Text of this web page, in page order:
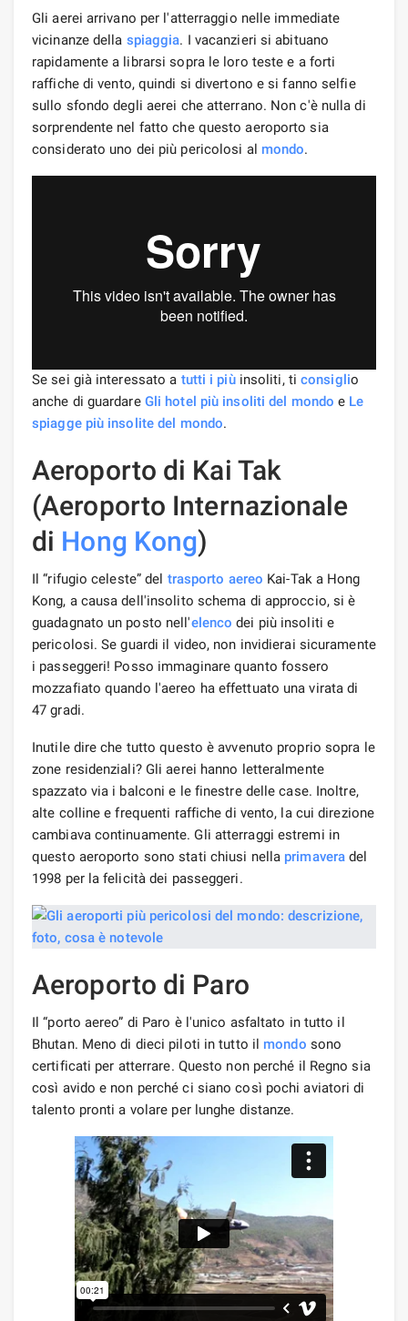
Gli aerei arrivano per l'atterraggio nelle immediate
vicinanze della spiaggia. I vacanzieri si abituano
rapidamente a librarsi sopra le loro teste e a forti
raffiche di vento, quindi si divertono e si fanno selfie
sullo sfondo degli aerei che atterrano. Non c'è nulla di
sorprendente nel fatto che questo aeroporto sia
considerato uno dei più pericolosi al mondo.
Se sei già interessato a tutti i piùinsoliti, ticonsiglio
anche di guardare Gli hotel più insoliti del mondo e Le
spiagge più insolite del mondo.
Aeroporto di Kai Tak
(Aeroporto Internazionale
di Hong Kong)
Il “rifugio celeste” del trasporto aereo Kai-Tak a Hong
Kong, a causa dell'insolito schema di approccio, si è
guadagnato un posto nell'elenco dei più insoliti e
pericolosi. Se guardi il video, non invidierai sicuramente
i passeggeri! Posso immaginare quanto fossero
mozzafiato quando l'aereo ha effettuato una virata di
47 gradi.
Inutile dire che tutto questo è avvenuto proprio sopra le
zone residenziali? Gli aerei hanno letteralmente
spazzato via i balconi e le finestre delle case. Inoltre,
alte colline e frequenti raffiche di vento, la cui direzione
cambiava continuamente. Gli atterraggi estremi in
questo aeroporto sono stati chiusi nella primavera del
1998 per la felicità dei passeggeri.
Aeroporto di Paro
Il “porto aereo” di Paro è l'unico asfaltato in tutto il
Bhutan. Meno di dieci piloti in tutto il mondo sono
certificati per atterrare. Questo non perché il Regno sia
così avido e non perché ci siano così pochi aviatori di
talento pronti a volare per lunghe distanze.